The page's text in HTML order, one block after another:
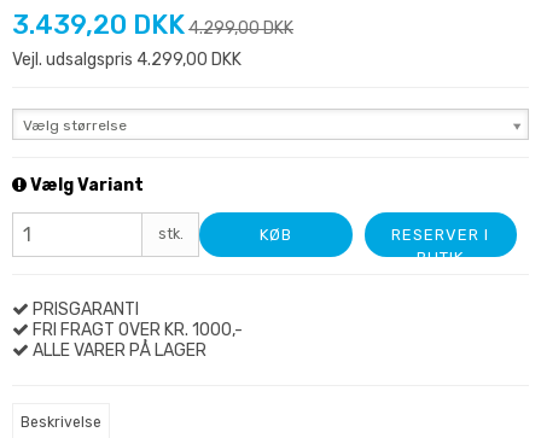
3.439,20 DKK4.299,00 DKK
Vejl. udsalgspris 4.299,00 DKK
Vælg størrelse
Vælg Variant
stk. KØB
RESERVER I
BUTIK
PRISGARANTI
FRI FRAGT OVER KR. 1000,-
ALLE VARER PÅ LAGER
Beskrivelse